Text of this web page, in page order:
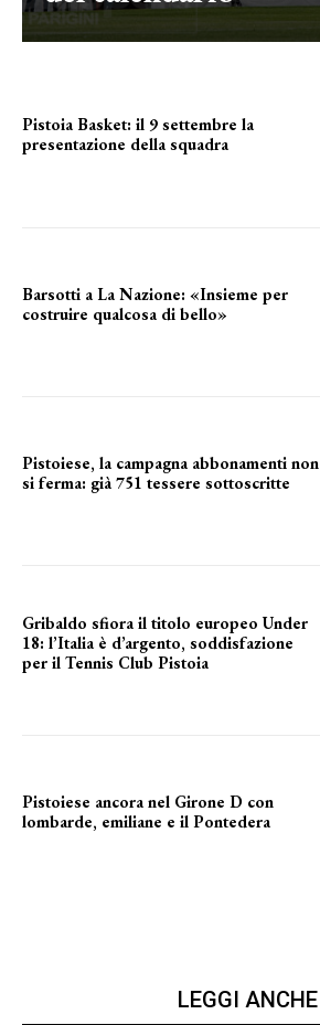
Pistoia Basket: il 9 settembre la
presentazione della squadra
Barsotti a La Nazione: «Insieme per
costruire qualcosa di bello»
Pistoiese, la campagna abbonamenti non
si ferma: già 751 tessere sottoscritte
Gribaldo sfiora il titolo europeo Under
18: l’Italia è d’argento, soddisfazione
per il Tennis Club Pistoia
Pistoiese ancora nel Girone D con
lombarde, emiliane e il Pontedera
LEGGI ANCHE